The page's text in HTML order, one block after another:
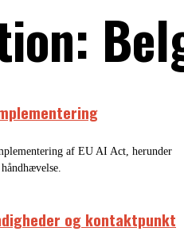
af EU AI Act, herunder
og kontaktpunkt